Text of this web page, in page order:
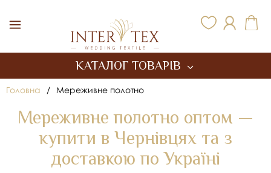
КАТАЛОГ ТОВАРІВ
Головна / Мереживне полотно
Мереживне полотно оптом —
купити в Чернівцях та з
доставкою по Україні